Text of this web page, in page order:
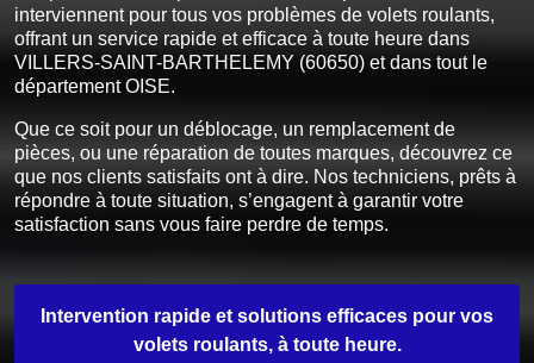
interviennent pour tous vos problèmes de volets roulants,
offrant un service rapide et efficace à toute heure dans
VILLERS-SAINT-BARTHELEMY (60650) et dans tout le
département OISE.
Que ce soit pour un déblocage, un remplacement de
pièces, ou une réparation de toutes marques, découvrez ce
que nos clients satisfaits ont à dire. Nos techniciens, prêts à
répondre à toute situation, s’engagent à garantir votre
satisfaction sans vous faire perdre de temps.
Intervention rapide et solutions efficaces pour vos
volets roulants, à toute heure.